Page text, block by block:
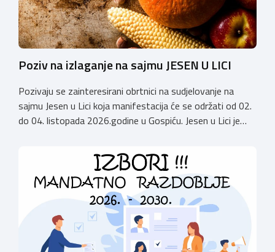
Poziv na izlaganje na sajmu JESEN U LICI
Pozivaju se zainteresirani obrtnici na sudjelovanje na
sajmu Jesen u Lici koja manifestacija će se održati od 02.
do 04. listopada 2026.godine u Gospiću. Jesen u Lici je
u Gospiću i prerasla je u najznačajnjiju gospodarsku,
kulturnu i etno manifestaciju na području Ličko-senjske
županije. Organizator izložbe […]